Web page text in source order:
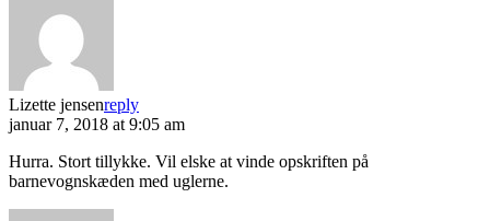
Lizette jensenreply
januar 7, 2018 at 9:05 am
Hurra. Stort tillykke. Vil elske at vinde opskriften på
barnevognskæden med uglerne.